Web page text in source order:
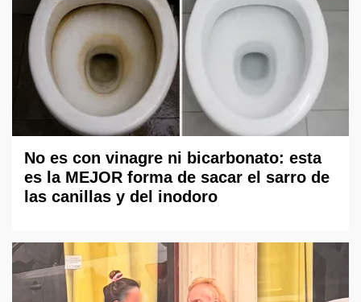
No es con vinagre ni bicarbonato: esta
es la MEJOR forma de sacar el sarro de
las canillas y del inodoro